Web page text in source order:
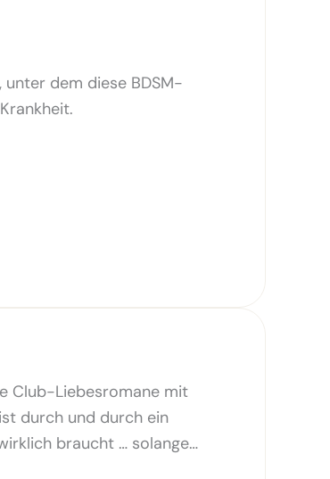
dem diese BDSM-
Club-Liebesromane mit
durch und durch ein
braucht … solange…